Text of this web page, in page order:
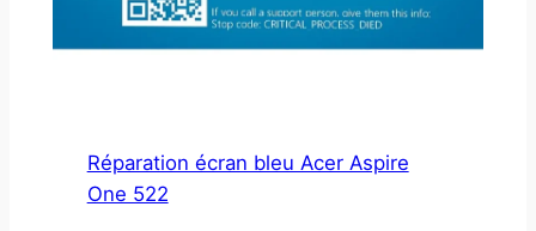
Réparation écran bleu Acer Aspire
One 522